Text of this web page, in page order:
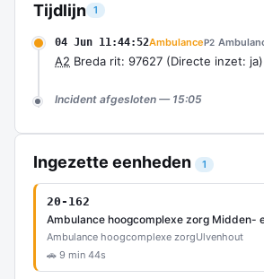
Tijdlijn 1
04 Jun 11:44:52AmbulanceP2
A2 Breda rit: 97627 (Directe inzet: ja)
Incident afgesloten — 15:05
Ingezette eenheden 1
20-162
Ambulance hoogcomplexe zorg Midden-
Ambulance hoogcomplexe zorgUlvenhout
🚗 9 min 44s